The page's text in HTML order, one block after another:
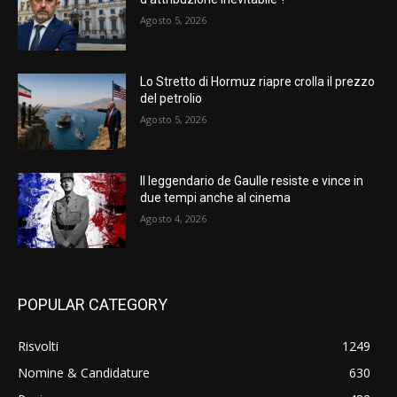
Agosto 5, 2026
Lo Stretto di Hormuz riapre crolla il prezzo
del petrolio
Agosto 5, 2026
Il leggendario de Gaulle resiste e vince in
due tempi anche al cinema
Agosto 4, 2026
POPULAR CATEGORY
Risvolti
1249
Nomine & Candidature
630